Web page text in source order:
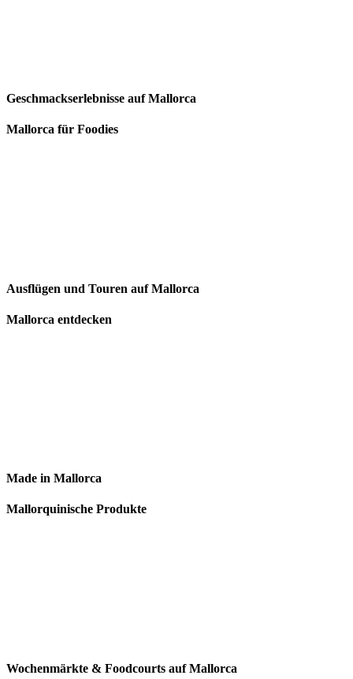
Geschmackserlebnisse auf Mallorca
Mallorca für Foodies
Ausflügen und Touren auf Mallorca
Mallorca entdecken
Made in Mallorca
Mallorquinische Produkte
Wochenmärkte & Foodcourts auf Mallorca